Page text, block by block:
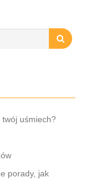
uśmiech?
porady, jak